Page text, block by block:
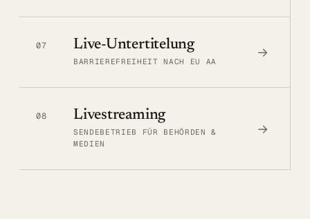
07 Live-Untertitelung
BARRIEREFREIHEIT NACH EU AA
→
08 Livestreaming
SENDEBETRIEB FÜR BEHÖRDEN &
MEDIEN
→